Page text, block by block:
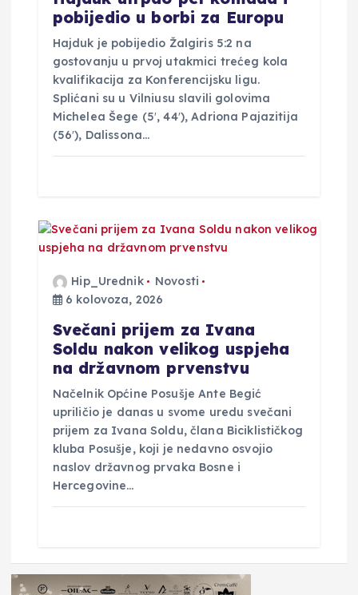
pobijedio u borbi za Europu
Hajduk je pobijedio Žalgiris 5:2 na
gostovanju u prvoj utakmici trećeg kola
kvalifikacija za Konferencijsku ligu.
Splićani su u Vilniusu slavili golovima
Michelea Šege (5′, 44′), Adriona Pajazitija
(56′), Dalissona…
Hip_Urednik
Novosti
6 kolovoza, 2026
Svečani prijem za Ivana
Soldu nakon velikog uspjeha
na državnom prvenstvu
Načelnik Općine Posušje Ante Begić
upriličio je danas u svome uredu svečani
prijem za Ivana Soldu, člana Biciklističkog
kluba Posušje, koji je nedavno osvojio
naslov državnog prvaka Bosne i
Hercegovine…